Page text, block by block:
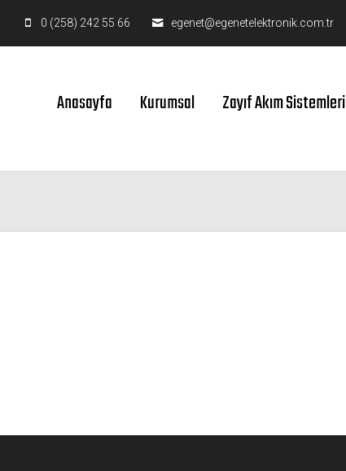
0 (258) 242 55 66 egenet@egenetelektronik.com.tr
Anasayfa Kurumsal Zayıf Akım Sistemleri